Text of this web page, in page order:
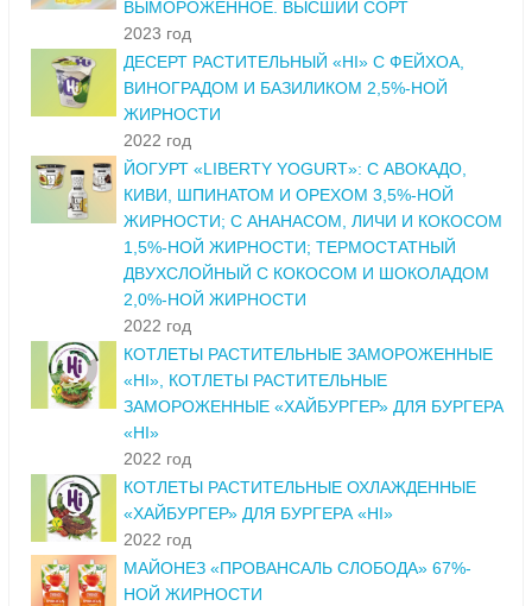
ВЫМОРОЖЕННОЕ. ВЫСШИЙ СОРТ
2023 год
ДЕСЕРТ РАСТИТЕЛЬНЫЙ «HI» С ФЕЙХОА,
ВИНОГРАДОМ И БАЗИЛИКОМ 2,5%-НОЙ
ЖИРНОСТИ
2022 год
ЙОГУРТ «LIBERTY YOGURT»: С АВОКАДО,
КИВИ, ШПИНАТОМ И ОРЕХОМ 3,5%-НОЙ
ЖИРНОСТИ; С АНАНАСОМ, ЛИЧИ И КОКОСОМ
1,5%-НОЙ ЖИРНОСТИ; ТЕРМОСТАТНЫЙ
ДВУХСЛОЙНЫЙ С КОКОСОМ И ШОКОЛАДОМ
2,0%-НОЙ ЖИРНОСТИ
2022 год
КОТЛЕТЫ РАСТИТЕЛЬНЫЕ ЗАМОРОЖЕННЫЕ
«HI», КОТЛЕТЫ РАСТИТЕЛЬНЫЕ
ЗАМОРОЖЕННЫЕ «ХАЙБУРГЕР» ДЛЯ БУРГЕРА
«HI»
2022 год
КОТЛЕТЫ РАСТИТЕЛЬНЫЕ ОХЛАЖДЕННЫЕ
«ХАЙБУРГЕР» ДЛЯ БУРГЕРА «HI»
2022 год
МАЙОНЕЗ «ПРОВАНСАЛЬ СЛОБОДА» 67%-
НОЙ ЖИРНОСТИ